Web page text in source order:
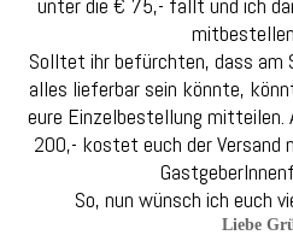
Solltet ihr befürchten, dass
alles lieferbar sein könnte,
eure Einzelbestellung
200,- kostet euch der Versand
So, nun wünsch ich euch
Liebe